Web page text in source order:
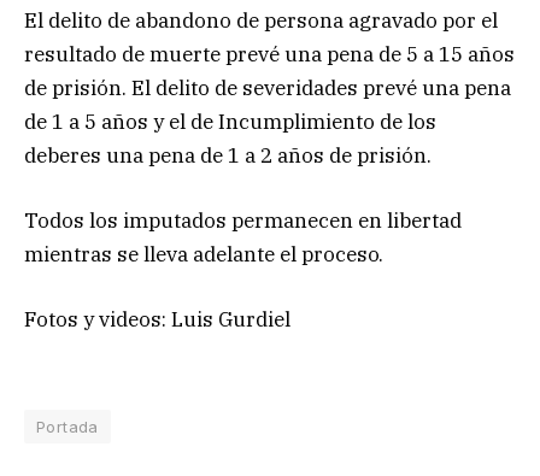
El delito de abandono de persona agravado por el
resultado de muerte prevé una pena de 5 a 15 años
de prisión. El delito de severidades prevé una pena
de 1 a 5 años y el de Incumplimiento de los
deberes una pena de 1 a 2 años de prisión.
Todos los imputados permanecen en libertad
mientras se lleva adelante el proceso.
Fotos y videos: Luis Gurdiel
Portada